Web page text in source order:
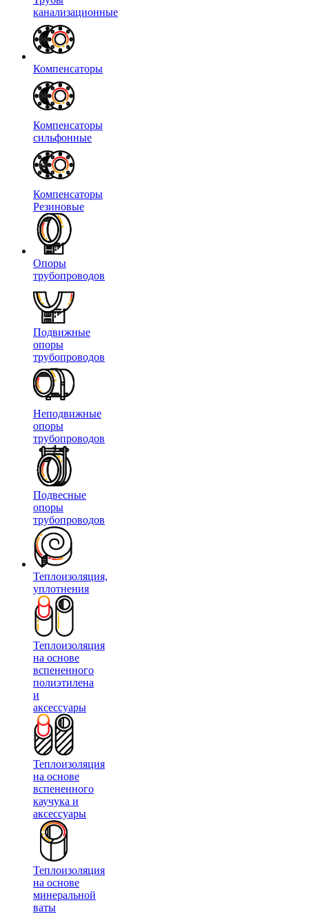
канализационные
Компенсаторы
Компенсаторы
сильфонные
Компенсаторы
Резиновые
Опоры
трубопроводов
Подвижные
опоры
трубопроводов
Неподвижные
опоры
трубопроводов
Подвесные
опоры
трубопроводов
Теплоизоляция,
уплотнения
Теплоизоляция
на основе
вспененного
полиэтилена
и
аксессуары
Теплоизоляция
на основе
вспененного
каучука и
аксессуары
Теплоизоляция
на основе
минеральной
ваты